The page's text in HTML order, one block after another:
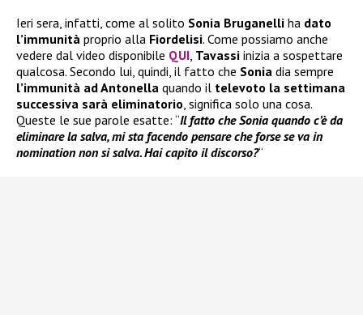
Ieri sera, infatti, come al solito Sonia Bruganelli ha dato
l’immunità proprio alla Fiordelisi. Come possiamo anche
vedere dal video disponibile QUI, Tavassi inizia a sospettare
qualcosa. Secondo lui, quindi, il fatto che Sonia dia sempre
l’immunità ad Antonella quando il televoto la settimana
successiva sarà eliminatorio, significa solo una cosa.
Queste le sue parole esatte: “Il fatto che Sonia quando c’è da
eliminare la salva, mi sta facendo pensare che forse se va in
nomination non si salva. Hai capito il discorso?“